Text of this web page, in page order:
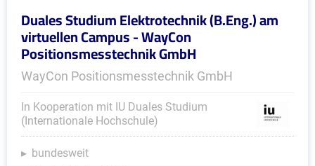
Duales Studium Elektrotechnik (B.Eng.) am
virtuellen Campus - WayCon
Positionsmesstechnik GmbH
WayCon Positionsmesstechnik GmbH
In Kooperation mit IU Duales Studium
(Internationale Hochschule)
bundesweit